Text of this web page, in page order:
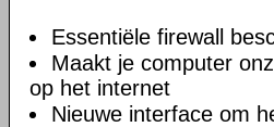
Essentiële firewall
Maakt je computer
op het internet
Nieuwe interface om